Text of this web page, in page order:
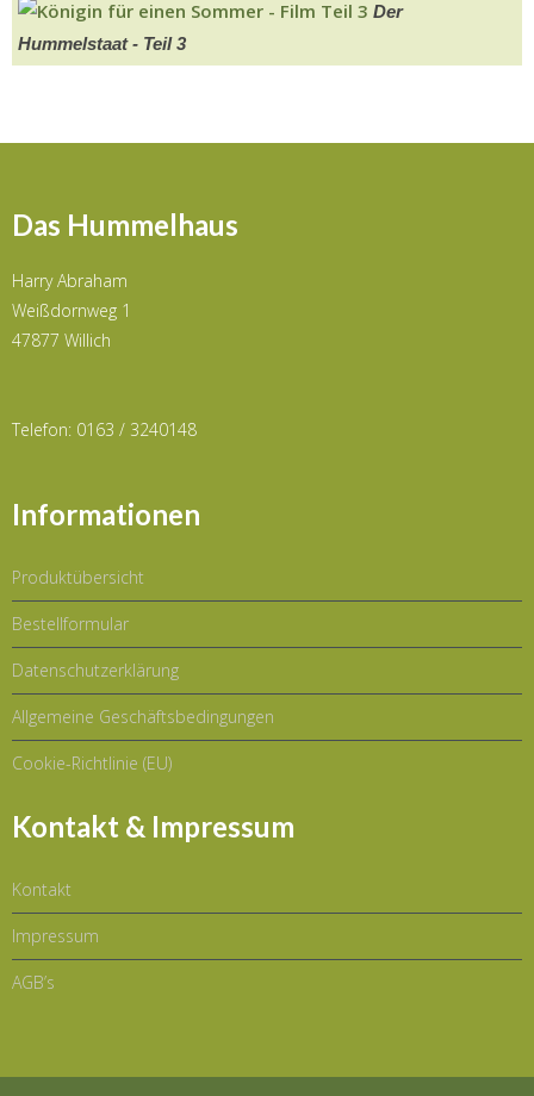
Der
Hummelstaat - Teil 3
Das Hummelhaus
Harry Abraham
Weißdornweg 1
47877 Willich
Telefon: 0163 / 3240148
Informationen
Produktübersicht
Bestellformular
Datenschutzerklärung
Allgemeine Geschäftsbedingungen
Cookie-Richtlinie (EU)
Kontakt & Impressum
Kontakt
Impressum
AGB’s